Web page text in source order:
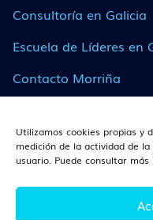
Utilizamos cookies propias y
medición de la actividad de
usuario. Puede consultar
Consultoría en Galicia
Escuela de Líderes en
Contacto Morriña
¿DÓNDE ESTAMOS?
Av. Independencia,